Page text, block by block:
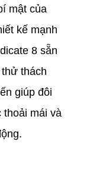
mật của
kế mạnh
8 sẵn
thách
giúp đôi
thoải mái và